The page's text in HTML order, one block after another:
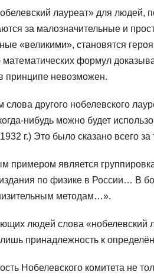
лауреат» для людей,
за малозначительные и
«великими», становятся
формул
принципе невозможен.
слова другого нобелевского
нибудь можно будет
г.) Это было сказано всего
примером является
по физике в России… В
методам…».
людей слова «нобелевский
лишь принадлежность к
Нобелевского комитета не